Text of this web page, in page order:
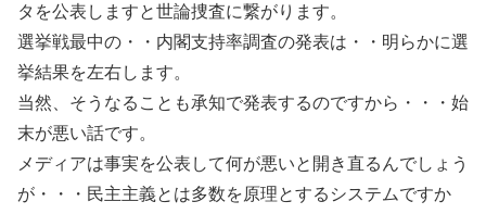
タを公表しますと世論捜査に繋がります。
選挙戦最中の・・内閣支持率調査の発表は・・明らかに選
挙結果を左右します。
当然、そうなることも承知で発表するのですから・・・始
末が悪い話です。
メディアは事実を公表して何が悪いと開き直るんでしょう
が・・・民主主義とは多数を原理とするシステムですか